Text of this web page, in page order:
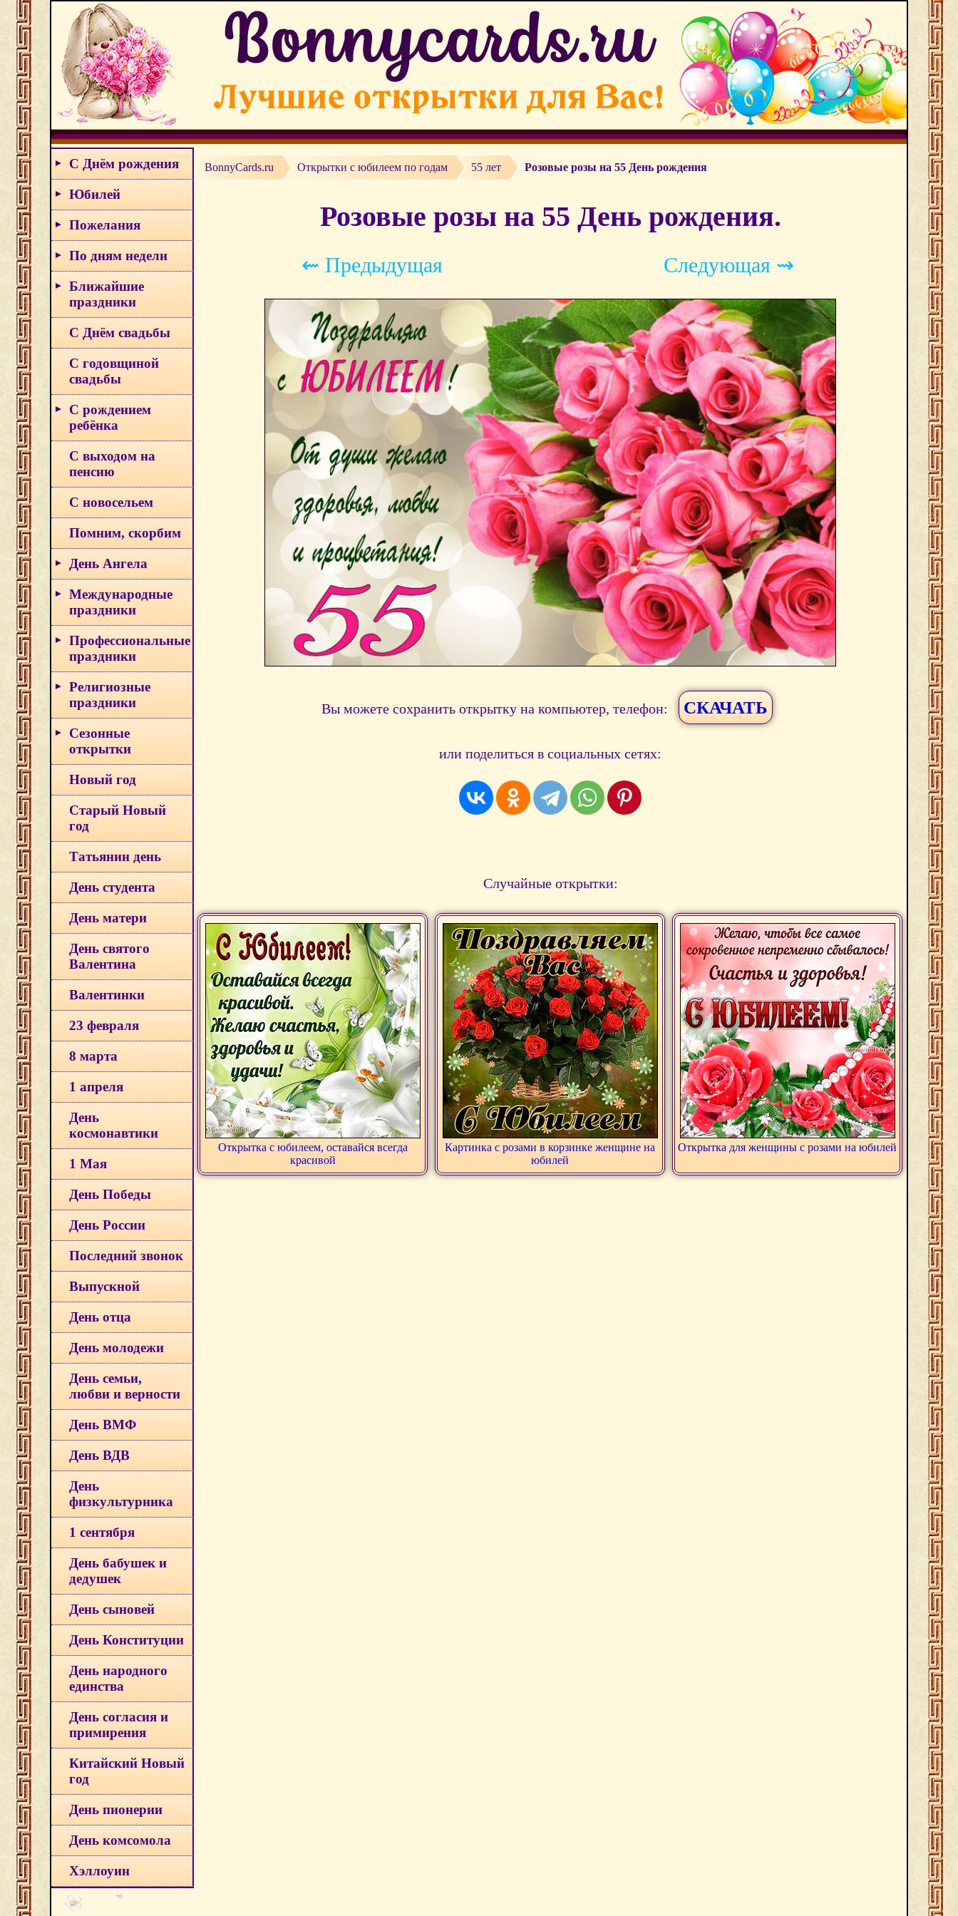
С Днём рождения
Юбилей
Пожелания
По дням недели
Ближайшие
праздники
С Днём свадьбы
С годовщиной
свадьбы
С рождением
ребёнка
С выходом на
пенсию
С новосельем
Помним, скорбим
День Ангела
Международные
праздники
Профессиональные
праздники
Религиозные
праздники
Сезонные
открытки
Новый год
Старый Новый
год
Татьянин день
День студента
День матери
День святого
Валентина
Валентинки
23 февраля
8 марта
1 апреля
День
космонавтики
1 Мая
День Победы
День России
Последний звонок
Выпускной
День отца
День молодежи
День семьи,
любви и верности
День ВМФ
День ВДВ
День
физкультурника
1 сентября
День бабушек и
дедушек
День сыновей
День Конституции
День народного
единства
День согласия и
примирения
Китайский Новый
год
День пионерии
День комсомола
Хэллоуин
BonnyCards.ru Открытки c юбилеем по годам 55 лет Розовые розы на 55 День рождения
Розовые розы на 55 День рождения.
⇜ Предыдущая Следующая ⇝
Вы можете сохранить открытку на компьютер, телефон: СКАЧАТЬ
или поделиться в социальных сетях:
Случайные открытки:
Открытка с юбилеем, оставайся всегда
красивой
Картинка с розами в корзинке женщине на
юбилей
Открытка для женщины с розами на юбилей